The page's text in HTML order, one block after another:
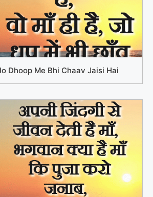
Dhoop Me Bhi Chaav Jaisi Hai